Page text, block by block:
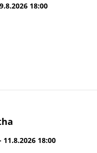
18:00
11.8.2026 18:00